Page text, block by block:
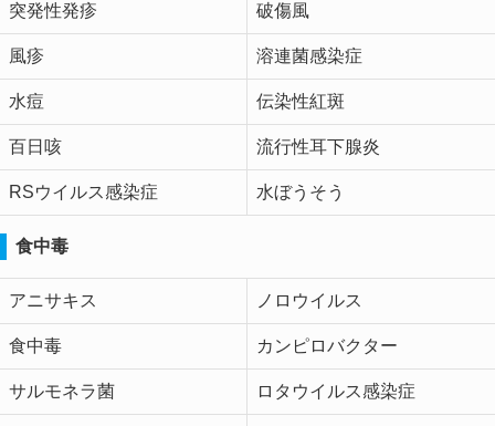
突発性発疹 破傷風
風疹 溶連菌感染症
水痘 伝染性紅斑
百日咳 流行性耳下腺炎
RSウイルス感染症 水ぼうそう
食中毒
アニサキス ノロウイルス
食中毒 カンピロバクター
サルモネラ菌 ロタウイルス感染症